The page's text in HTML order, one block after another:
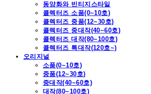
동양화와 빈티지스타일
콜렉터즈 소품(0~10호)
콜렉터즈 중품(12~30호)
콜렉터즈 중대작(40~60호)
콜렉터즈 대작(80~100호)
콜렉터즈 특대작(120호~)
오리지널
소품(0~10호)
중품(12~30호)
중대작(40~60호)
대작(80~100호)